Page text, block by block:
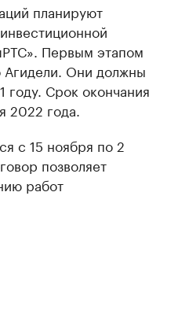
планируют
Первым этапом
Агидели. Они должны
году. Срок окончания
2022 года.
с 15 ноября по 2
позволяет
работ